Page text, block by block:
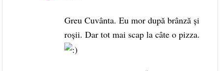
Greu Cuvânta. Eu mor după brânză și
roșii. Dar tot mai scap la câte o pizza.